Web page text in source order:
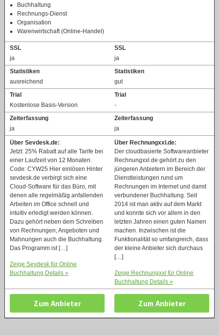
Buchhaltung
Rechnungs-Dienst
Organisation
Warenwirtschaft (Online-Handel)
SSL
ja
SSL
ja
Statistiken
ausreichend
Statistiken
gut
Trial
Kostenlose Basis-Version
Trial
-
Zeiterfassung
ja
Zeiterfassung
ja
Über Sevdesk.de:
Jetzt: 25% Rabatt auf alle Tarife bei
einer Laufzeit von 12 Monaten.
Code: CYW25 Hier einlösen Hinter
sevdesk.de verbirgt sich eine
Cloud-Software für das Büro, mit
denen alle regelmäßig anfallenden
Arbeiten im Office schnell und
intuitiv erledigt werden können.
Dazu gehört neben dem Schreiben
von Rechnungen, Angeboten und
Mahnungen auch die Buchhaltung.
Das Programm ist […]
Zeige Sevdesk für Online
Buchhaltung Details »
Über Rechnungxxl.de:
Der cloudbasierte Softwareanbieter
Rechnungxxl.de gehört zu den
jüngeren Anbietern im Bereich der
Dienstleistungen rund um
Rechnungen im Internet und damit
verbundener Buchhaltung. Seit
2014 ist man aktiv auf dem Markt
und konnte sich vor allem in den
letzten Jahren einen guten Namen
machen. Inzwischen ist die
Funktionalität so umfangreich, dass
der kleine Anbieter sich durchaus
[…]
Zeige Rechnungxxl für Online
Buchhaltung Details »
Zum Anbieter Zum Anbieter